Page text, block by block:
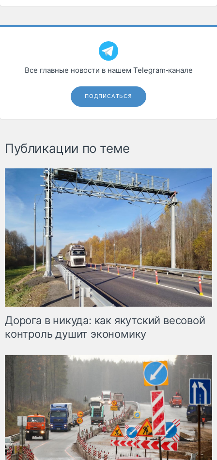
Все главные новости в нашем Telegram‑канале
ПОДПИСАТЬСЯ
Публикации по теме
Дорога в никуда: как якутский весовой
контроль душит экономику